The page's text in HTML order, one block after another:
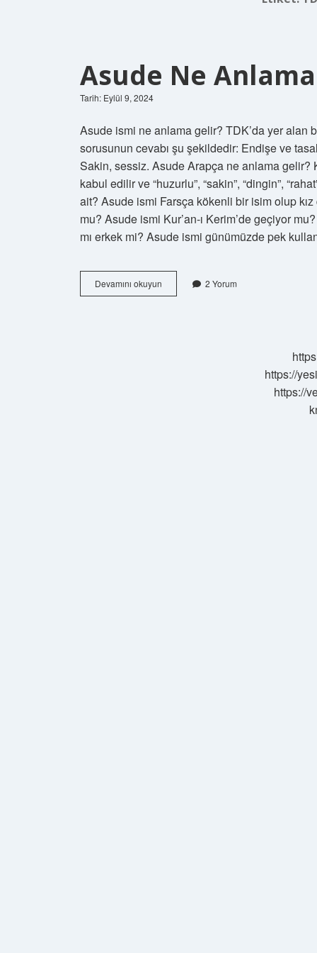
Asude Ne
Tarih: Eylül 9, 2024
Asude ismi ne anlama gelir? TDK’da yer alan
sorusunun cevabı şu şekildedir: Endişe ve
Sakin, sessiz. Asude Arapça ne anlama gelir?
kabul edilir ve “huzurlu”, “sakin”, “dingin”,
ait? Asude ismi Farsça kökenli bir isim olup
mu? Asude ismi Kur’an-ı Kerim’de geçiyor
mı erkek mi? Asude ismi günümüzde pek
Devamını okuyun
Ne
2 Yorum
https://
https://